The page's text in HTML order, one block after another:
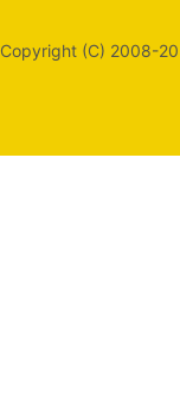
Copyright (C) 2008-